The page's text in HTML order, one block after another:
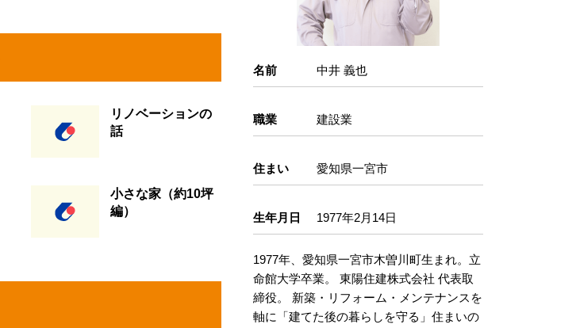
リノベーションの
話
小さな家（約10坪
編）
名前 中井 義也
職業 建設業
住まい 愛知県一宮市
生年月日 1977年2月14日
1977年、愛知県一宮市木曽川町生まれ。立
命館大学卒業。 東陽住建株式会社 代表取
締役。 新築・リフォーム・メンテナンスを
軸に「建てた後の暮らしを守る」住まいの